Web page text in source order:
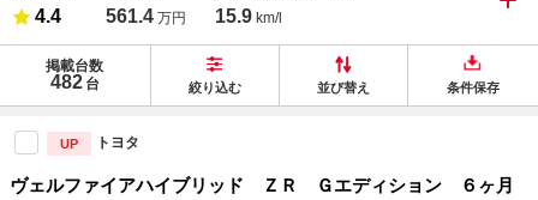
4.4 561.4 万円 15.9 km/l
掲載台数
482 台 絞り込む 並び替え 条件保存
UP トヨタ
ヴェルファイアハイブリッド ＺＲ Ｇエディション ６ヶ月